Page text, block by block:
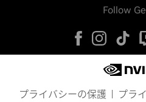
Follow
プライバシーの保護 プラ